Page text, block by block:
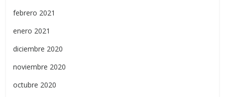
febrero 2021
enero 2021
diciembre 2020
noviembre 2020
octubre 2020